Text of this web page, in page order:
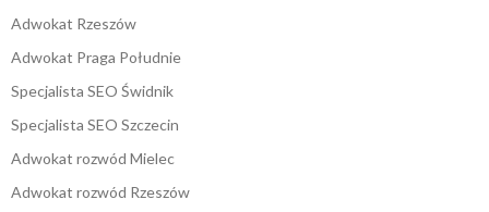
Adwokat Rzeszów
Adwokat Praga Południe
Specjalista SEO Świdnik
Specjalista SEO Szczecin
Adwokat rozwód Mielec
Adwokat rozwód Rzeszów